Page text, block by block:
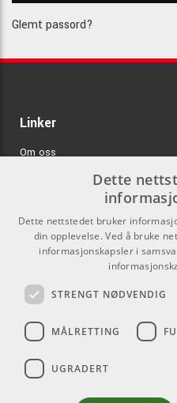
Glemt passord?
Linker
Om oss
GDPR & Cookies
Dette
Dette nettstedet bruker
din opplevelse. Ved å bruke
informasjonskapsler i
STRENGT NØDVENDIG
MÅLRETTING
UGRADERT